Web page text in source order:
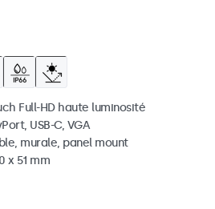
Full-HD haute luminosité
USB-C, VGA
murale, panel mount
x 51 mm